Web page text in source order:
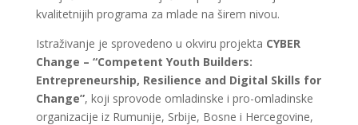
kvalitetnijih programa za mlade na širem nivou.
Istraživanje je sprovedeno u okviru projekta CYBER
Change – “Competent Youth Builders:
Entrepreneurship, Resilience and Digital Skills for
Change”, koji sprovode omladinske i pro-omladinske
organizacije iz Rumunije, Srbije, Bosne i Hercegovine,